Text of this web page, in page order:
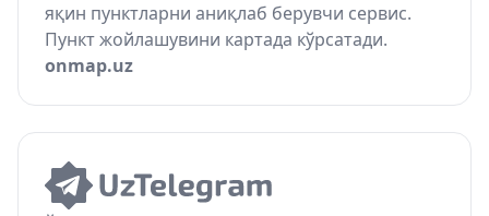
яқин пунктларни аниқлаб берувчи сервис.
Пункт жойлашувини картада кўрсатади.
onmap.uz